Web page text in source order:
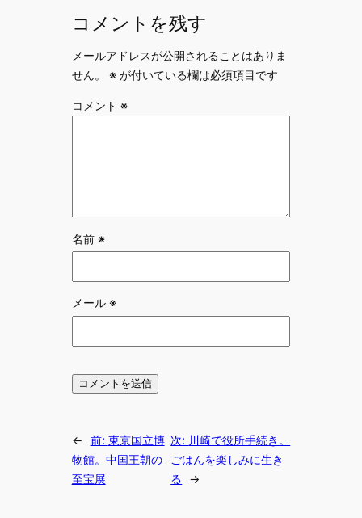
コメントを残す
メールアドレスが公開されることはありま
せん。
※が付いている欄は必須項目です
コメント ※
名前 ※
メール ※
← 前: 東京国立博
物館。中国王朝の
至宝展
次: 川崎で役所手続き。
ごはんを楽しみに生き
る
→